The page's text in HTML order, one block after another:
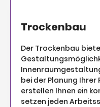
Trockenbau
Der Trockenbau
bei der Planung
erstellen Ihnen ein
setzen jeden